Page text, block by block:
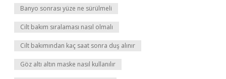
Banyo sonrası yüze ne sürülmeli
Cilt bakım sıralaması nasıl olmalı
Cilt bakımından kaç saat sonra duş alınır
Göz altı altın maske nasıl kullanılır